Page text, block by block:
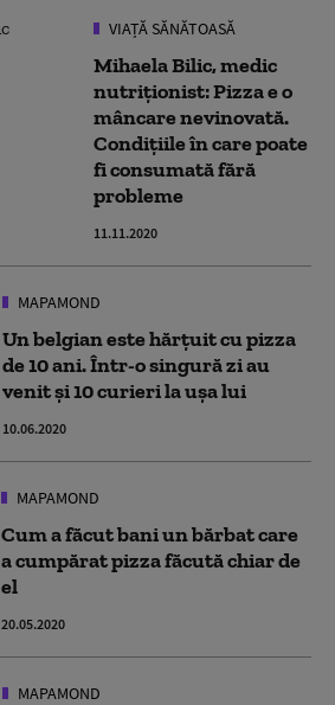
VIAȚĂ SĂNĂTOASĂ
Mihaela Bilic, medic
nutriționist: Pizza e o
mâncare nevinovată.
Condițiile în care poate
fi consumată fără
probleme
11.11.2020
MAPAMOND
Un belgian este hărțuit cu pizza
de 10 ani. Într-o singură zi au
venit și 10 curieri la ușa lui
10.06.2020
MAPAMOND
Cum a făcut bani un bărbat care
a cumpărat pizza făcută chiar de
el
20.05.2020
MAPAMOND